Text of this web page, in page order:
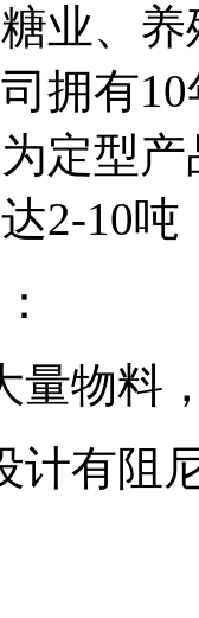
业、
拥有
定型
2-10吨
量物料
计有阻